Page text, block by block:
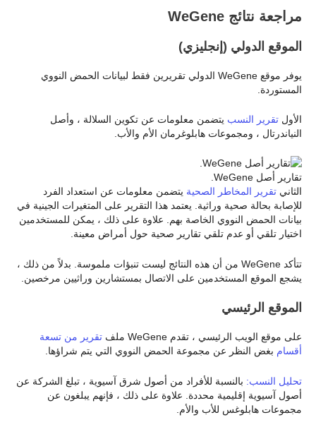
مراجعة نتائج WeGene
الموقع الدولي (إنجليزي)
يوفر موقع WeGene الدولي تقريرين فقط لبيانات الحمض النووي
المستوردة.
الأول تقرير النسب يتضمن معلومات عن تكوين السلالة ، وأصل
النياندرتال ، ومجموعات هابلوغرمان الأم والأب.
تقارير أصل WeGene.
الثاني تقرير المخاطر الصحية يتضمن معلومات عن استعداد الفرد
للإصابة بحالة صحية وراثية. يعتمد هذا التقرير على المتغيرات الجينية في
بيانات الحمض النووي الخاصة بهم. علاوة على ذلك ، يمكن للمستخدمين
اختيار تلقي أو عدم تلقي تقارير صحية حول أمراض معينة.
تتأكد WeGene من أن هذه النتائج ليست تنبؤات ملموسة. بدلاً من ذلك ،
يشجع الموقع المستخدمين على الاتصال بمستشارين وراثيين مرخصين.
الموقع الرئيسي
على موقع الويب الرئيسي ، تقدم WeGene ملف
تقرير من تسعة
أقسام بغض النظر عن مجموعة الحمض النووي التي يتم شراؤها.
تحليل النسب: بالنسبة للأفراد من أصول شرق آسيوية ، تبلغ الشركة عن
أصول آسيوية إقليمية محددة. علاوة على ذلك ، فإنهم يبلغون عن
مجموعات هابلوغس للأب والأم.